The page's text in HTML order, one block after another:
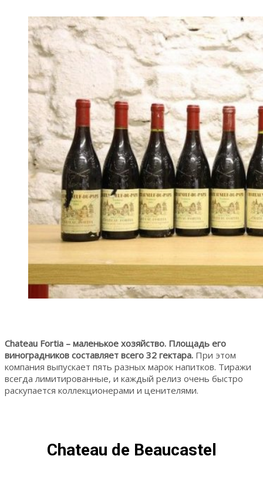
Chateau Fortia – маленькое хозяйство. Площадь его
виноградников составляет всего 32 гектара. При этом
компания выпускает пять разных марок напитков. Тиражи
всегда лимитированные, и каждый релиз очень быстро
раскупается коллекционерами и ценителями.
Chateau de Beaucastel